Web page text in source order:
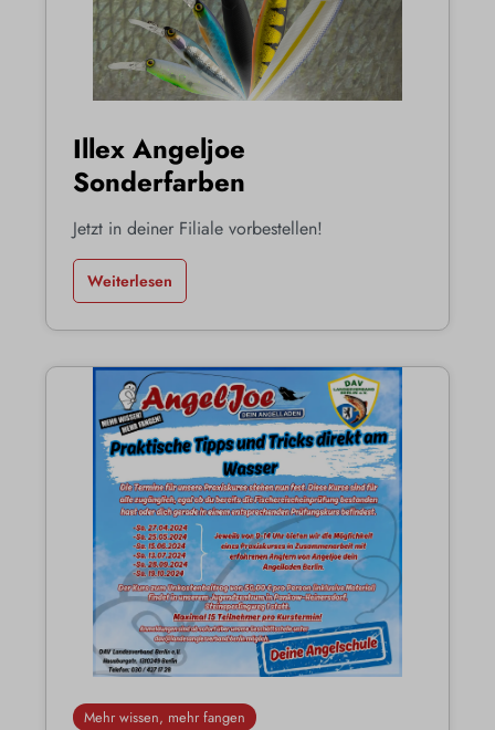
Illex Angeljoe
Sonderfarben
Jetzt in deiner Filiale vorbestellen!
Weiterlesen
Mehr wissen, mehr fangen